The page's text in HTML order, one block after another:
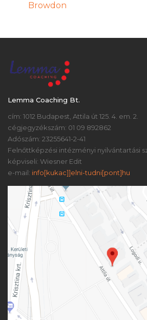
Browdon
Lemma Coaching Bt.
cím: 1012 Budapest, Attila út 125. 4. em. 2.
cégjegyzékszám: 01 09 892862
Adószám: 23255641-2-41
Felnőttképzési intézményi nyilvántartási
képviseli: Wiesner Edit
e-mail: info[kukac]]elni-tudni[pont]hu